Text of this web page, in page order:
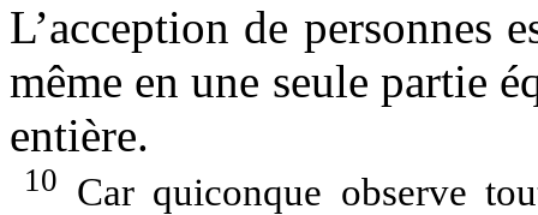
L’acception de
même en une seule partie
entière.
10 Car quiconque observe